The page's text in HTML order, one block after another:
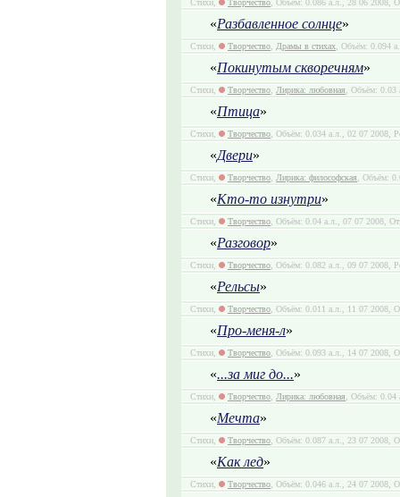
Стихи, Творчество, Объём: 0.086 а.л., 28 06 2008,
«Разбавленное солнце»
Стихи, Творчество, Драмы в стихах, Объём: 0.094
«Покинутым скворечням»
Стихи, Творчество, Лирика: любовная, Объём: 0.03
«Птица»
Стихи, Творчество, Объём: 0.034 а.л., 02 07 2008,
«Двери»
Стихи, Творчество, Лирика: философская, Объём:
«Кто-то изнутри»
Стихи, Творчество, Объём: 0.04 а.л., 07 07 2008,
«Разговор»
Стихи, Творчество, Объём: 0.082 а.л., 09 07 2008,
«Рельсы»
Стихи, Творчество, Объём: 0.011 а.л., 11 07 2008,
«Про-меня-л»
Стихи, Творчество, Объём: 0.093 а.л., 14 07 2008,
«...за миг до...»
Стихи, Творчество, Лирика: любовная, Объём: 0.04
«Мечта»
Стихи, Творчество, Объём: 0.087 а.л., 23 07 2008,
«Как лед»
Стихи, Творчество, Объём: 0.046 а.л., 24 07 2008,